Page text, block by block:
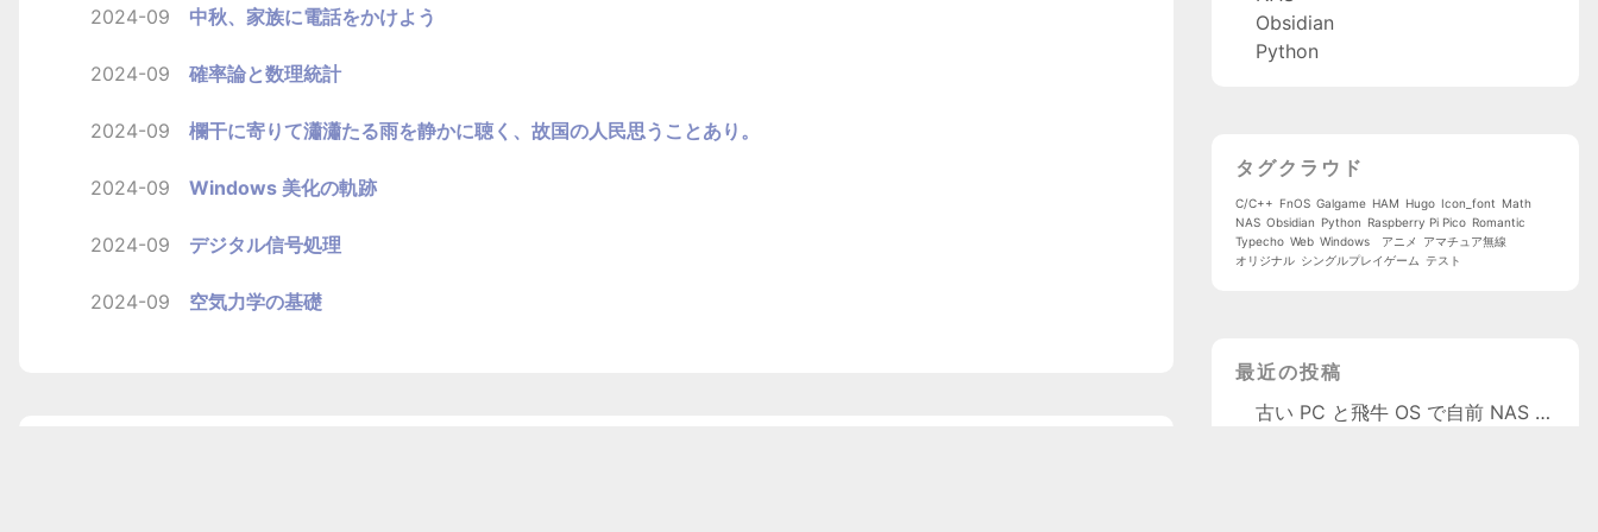
Obsidian
Python
タグクラウド
C/C++ FnOS Galgame HAM Hugo Icon_font Math
NAS Obsidian Python Raspberry Pi Pico Romantic
Typecho Web Windows アニメ
アマチュア無線
オリジナル シングルプレイゲーム テスト
最近の投稿
古い PC と飛牛 OS で自前 NAS を作る
2024-09 中秋、家族に電話をかけよう
2024-09 確率論と数理統計
2024-09 欄干に寄りて瀟瀟たる雨を静かに聴く、故国の人民思うことあり。
2024-09 Windows 美化の軌跡
2024-09 デジタル信号処理
2024-09 空気力学の基礎